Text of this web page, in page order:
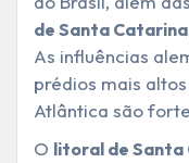
de Santa Catarina
As influências
prédios mais
Atlântica são
O litoral de Santa